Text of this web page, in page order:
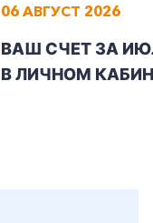
06 АВГУСТ 2026
ВАШ СЧЕТ ЗА
В ЛИЧНОМ